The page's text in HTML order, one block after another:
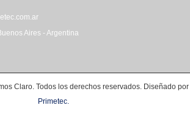
Aires - Argentina
Claro. Todos los derechos reservados. Diseñado por
Primetec.